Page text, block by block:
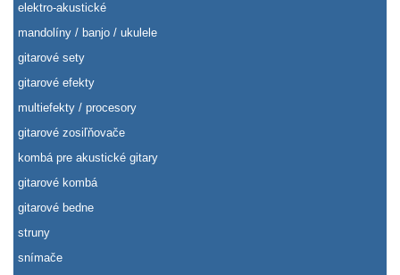
elektro-akustické
mandolíny / banjo / ukulele
gitarové sety
gitarové efekty
multiefekty / procesory
gitarové zosiľňovače
kombá pre akustické gitary
gitarové kombá
gitarové bedne
struny
snímače